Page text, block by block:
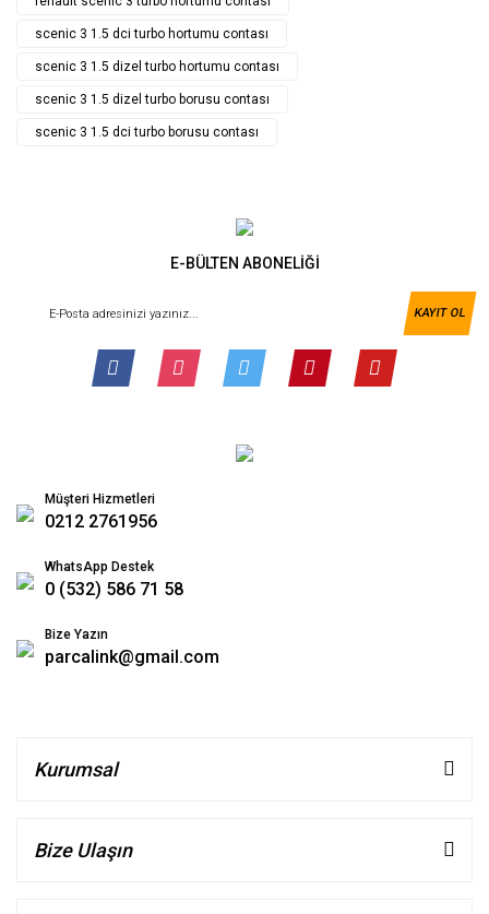
scenic 3 1.5 dci turbo hortumu contası
scenic 3 1.5 dizel turbo hortumu contası
scenic 3 1.5 dizel turbo borusu contası
scenic 3 1.5 dci turbo borusu contası
E-BÜLTEN ABONELİĞİ
KAYIT OL
Müşteri Hizmetleri
0212 2761956
WhatsApp Destek
0 (532) 586 71 58
Bize Yazın
parcalink@gmail.com
Kurumsal
Bize Ulaşın